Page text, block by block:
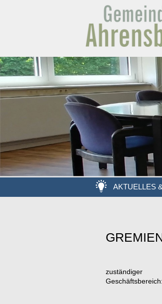
AKTUELLES
zuständiger
Geschäftsbereich: